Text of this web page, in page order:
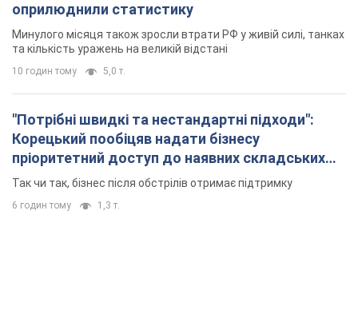
оприлюднили статистику
Минулого місяця також зросли втрати РФ у живій силі, танках
та кількість уражень на великій відстані
10 годин тому 5,0 т.
"Потрібні швидкі та нестандартні підходи":
Корецький пообіцяв надати бізнесу
пріоритетний доступ до наявних складських
приміщень
Так чи так, бізнес після обстрілів отримає підтримку
6 годин тому 1,3 т.